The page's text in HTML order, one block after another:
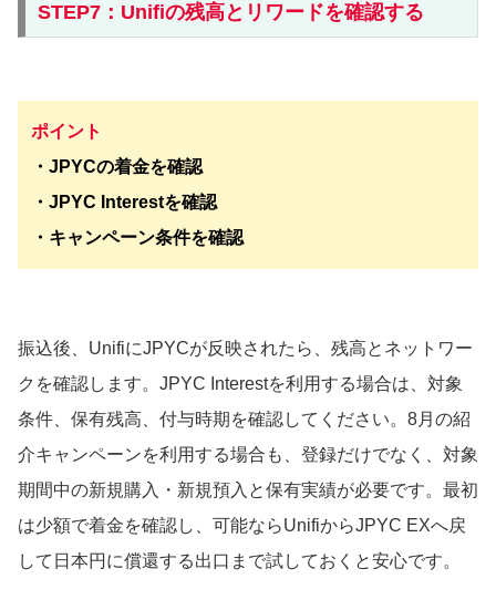
STEP7：Unifiの残高とリワードを確認する
ポイント
・JPYCの着金を確認
・JPYC Interestを確認
・キャンペーン条件を確認
振込後、UnifiにJPYCが反映されたら、残高とネットワー
クを確認します。JPYC Interestを利用する場合は、対象
条件、保有残高、付与時期を確認してください。8月の紹
介キャンペーンを利用する場合も、登録だけでなく、対象
期間中の新規購入・新規預入と保有実績が必要です。最初
は少額で着金を確認し、可能ならUnifiからJPYC EXへ戻
して日本円に償還する出口まで試しておくと安心です。